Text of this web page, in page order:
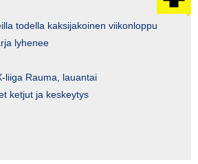
todella kaksijakoinen viikonloppu
lyhenee
liiga Rauma, lauantai
ketjut ja keskeytys